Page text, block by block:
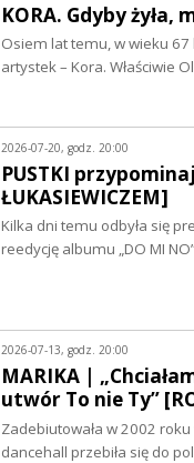
KORA. Gdyby żyła,
Osiem lat temu, w wieku
artystek – Kora. Właściwie
2026-07-20, godz. 20:00
PUSTKI
ŁUKASIEWICZEM]
Kilka dni temu odbyła się
reedycję albumu „DO MI
2026-07-13, godz. 20:00
MARIKA |
utwór To nie Ty”
Zadebiutowała w 2002
dancehall przebiła się do